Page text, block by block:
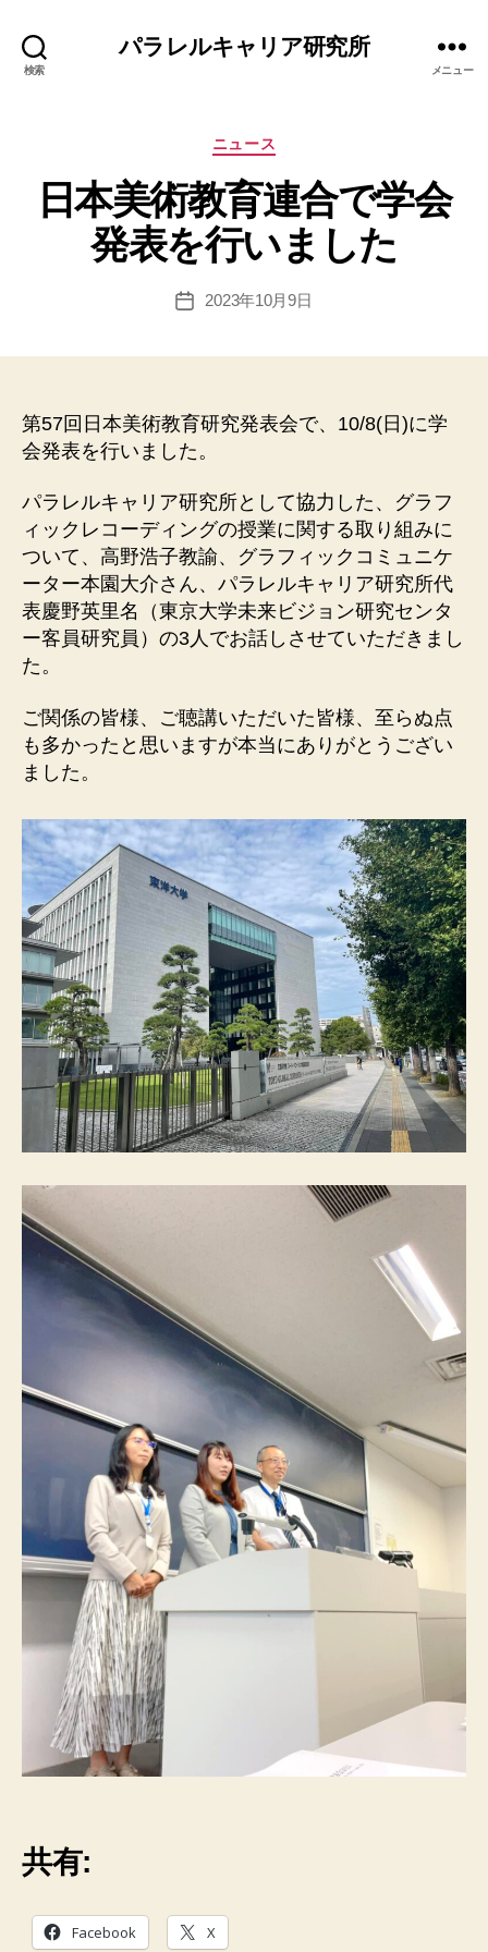
検索
パラレルキャリア研究所
メニュー
カ
ゴ
リ
ー
ニュース
日本美術教育連合で学会
発表を行いました
投
稿
作
成
者
エ
ナ
投
2023年10月9日
第57回日本美術教育研究発表会で、10/8(日)に学
会発表を行いました。
パラレルキャリア研究所として協力した、グラフ
ィックレコーディングの授業に関する取り組みに
ついて、高野浩子教諭、グラフィックコミュニケ
ーター本園大介さん、パラレルキャリア研究所代
表慶野英里名（東京大学未来ビジョン研究センタ
ー客員研究員）の3人でお話しさせていただきまし
た。
ご関係の皆様、ご聴講いただいた皆様、至らぬ点
も多かったと思いますが本当にありがとうござい
ました。
共有:
Facebook X